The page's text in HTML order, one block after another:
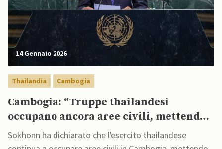
14 Gennaio 2026
Thailandia Cambogia
Cambogia: “Truppe thailandesi
occupano ancora aree civili, mettendo
alla prova tregua di dicembre”
Sokhonn ha dichiarato che l'esercito thailandese